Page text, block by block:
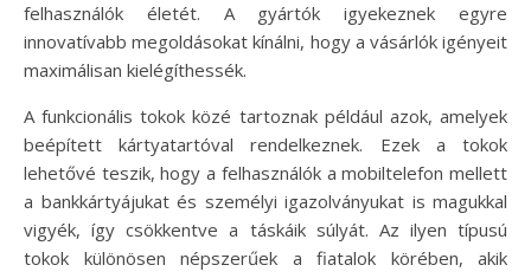
felhasználók életét. A gyártók igyekeznek egyre
innovatívabb megoldásokat kínálni, hogy a vásárlók igényeit
maximálisan kielégíthessék.
A funkcionális tokok közé tartoznak például azok, amelyek
beépített kártyatartóval rendelkeznek. Ezek a tokok
lehetővé teszik, hogy a felhasználók a mobiltelefon mellett
a bankkártyájukat és személyi igazolványukat is magukkal
vigyék, így csökkentve a táskáik súlyát. Az ilyen típusú
tokok különösen népszerűek a fiatalok körében, akik